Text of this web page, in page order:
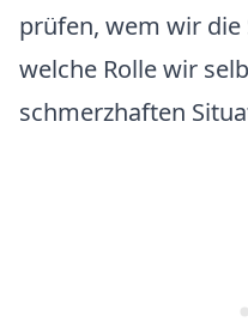
prüfen, wem wir die
welche Rolle wir
schmerzhaften